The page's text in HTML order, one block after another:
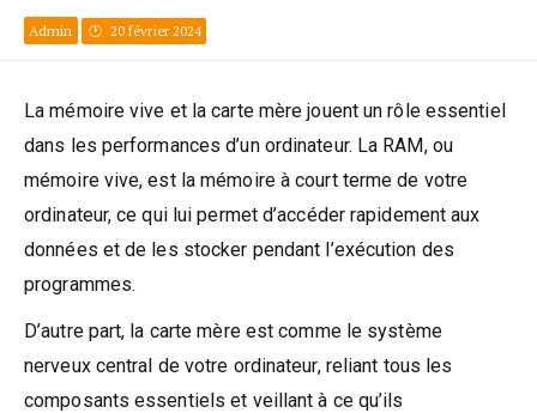
Admin 20 février 2024
La mémoire vive et la carte mère jouent un rôle essentiel
dans les performances d’un ordinateur. La RAM, ou
mémoire vive, est la mémoire à court terme de votre
ordinateur, ce qui lui permet d’accéder rapidement aux
données et de les stocker pendant l’exécution des
programmes.
D’autre part, la carte mère est comme le système
nerveux central de votre ordinateur, reliant tous les
composants essentiels et veillant à ce qu’ils